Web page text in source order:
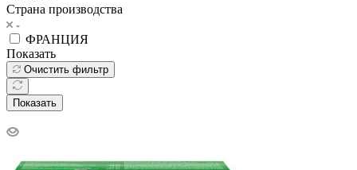
Страна производства
ФРАНЦИЯ
Показать
Очистить фильтр
Показать